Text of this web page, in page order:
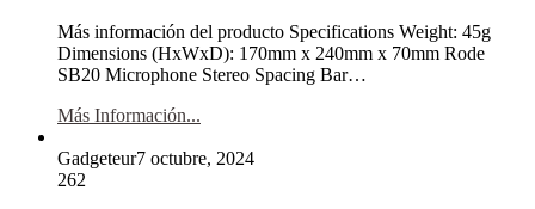
Más información del producto Specifications Weight: 45g
Dimensions (HxWxD): 170mm x 240mm x 70mm Rode
SB20 Microphone Stereo Spacing Bar…
Más Información...
Gadgeteur7 octubre, 2024
262